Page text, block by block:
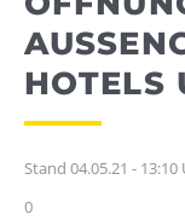
OTELS
Stand 04.05.21 - 13:10
0